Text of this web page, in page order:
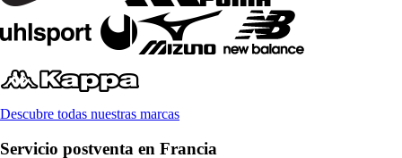
Descubre todas nuestras marcas
Servicio postventa en Francia